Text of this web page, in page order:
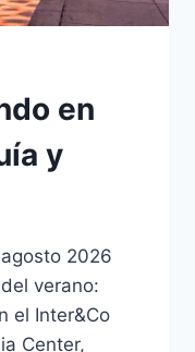
en
y
2026
verano:
el Inter&Co
Center,